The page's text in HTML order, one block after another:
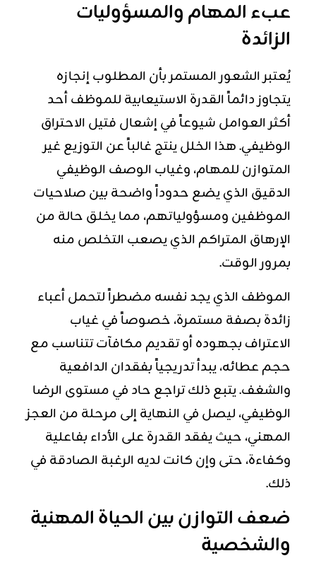
عبء المهام والمسؤوليات
الزائدة
يُعتبر الشعور المستمر بأن المطلوب إنجازه
يتجاوز دائماً القدرة الاستيعابية للموظف أحد
أكثر العوامل شيوعاً في إشعال فتيل الاحتراق
الوظيفي. هذا الخلل ينتج غالباً عن التوزيع غير
المتوازن للمهام، وغياب الوصف الوظيفي
الدقيق الذي يضع حدوداً واضحة بين صلاحيات
الموظفين ومسؤولياتهم، مما يخلق حالة من
الإرهاق المتراكم الذي يصعب التخلص منه
بمرور الوقت.
الموظف الذي يجد نفسه مضطراً لتحمل أعباء
زائدة بصفة مستمرة، خصوصاً في غياب
الاعتراف بجهوده أو تقديم مكافآت تتناسب مع
حجم عطائه، يبدأ تدريجياً بفقدان الدافعية
والشغف. يتبع ذلك تراجع حاد في مستوى الرضا
الوظيفي، ليصل في النهاية إلى مرحلة من العجز
المهني، حيث يفقد القدرة على الأداء بفاعلية
وكفاءة، حتى وإن كانت لديه الرغبة الصادقة في
ذلك.
ضعف التوازن بين الحياة المهنية
والشخصية